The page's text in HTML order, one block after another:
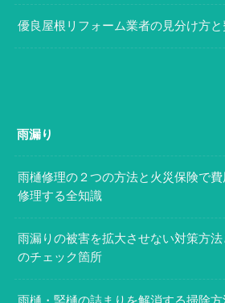
優良屋根リフォーム業者の見分け方
雨漏り
雨樋修理の２つの方法と火災保険で費
修理する全知識
雨漏りの被害を拡大させない対策方
のチェック箇所